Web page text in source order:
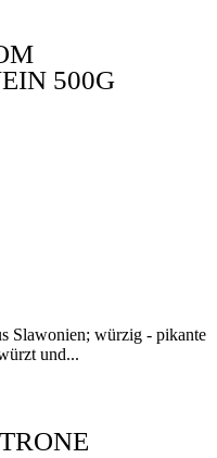
500G
Slawonien; würzig - pikante
und...